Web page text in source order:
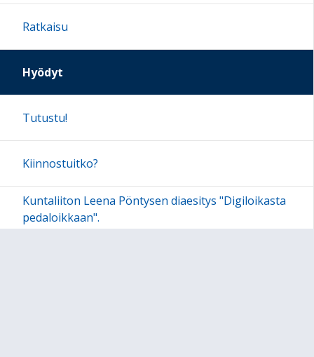
Ratkaisu
Hyödyt
Tutustu!
Kiinnostuitko?
Kuntaliiton Leena Pöntysen diaesitys "Digiloikasta
pedaloikkaan".